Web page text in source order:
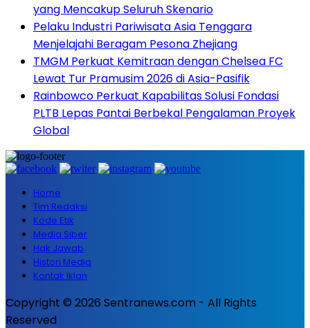
yang Mencakup Seluruh Skenario
Pelaku Industri Pariwisata Asia Tenggara
Menjelajahi Beragam Pesona Zhejiang
TMGM Perkuat Kemitraan dengan Chelsea FC
Lewat Tur Pramusim 2026 di Asia-Pasifik
Rainbowco Perkuat Kapabilitas Solusi Fondasi
PLTB Lepas Pantai Berbekal Pengalaman Proyek
Global
Home
Tim Redaksi
Kode Etik
Media Siber
Hak Jawab
Histori Media
Kontak Iklan
Copyright © 2026 Sentranews.com - All Rights
Reserved